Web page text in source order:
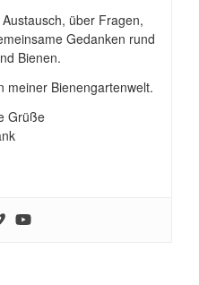
über Fragen,
Gedanken rund
Bienen.
meiner Bienengartenwelt.
Grüße